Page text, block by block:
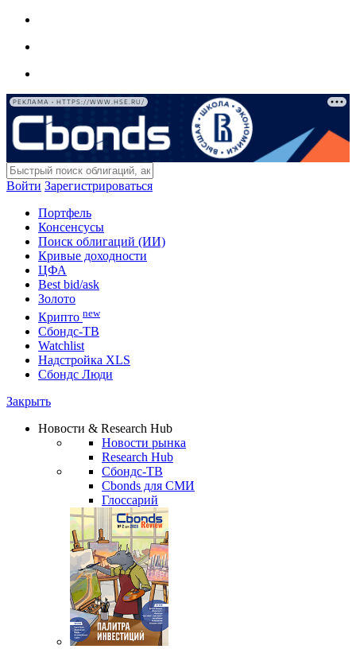
РЕКЛАМА • HTTPS://WWW.HSE.RU/
Войти Зарегистрироваться
Портфель
Консенсусы
Поиск облигаций (ИИ)
Кривые доходности
ЦФА
Best bid/ask
Золото
Крипто new
Сбондс-ТВ
Watchlist
Надстройка XLS
Сбондс Люди
Закрыть
Новости & Research Hub
Новости рынка
Research Hub
Сбондс-ТВ
Cbonds для СМИ
Глоссарий